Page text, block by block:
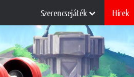
Szerencsejáték Hírek